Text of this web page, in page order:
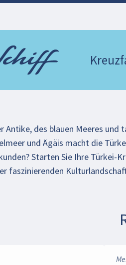
Antike, des blauen Meeres
und Ägäis macht die
Starten Sie Ihre Türkei-
faszinierenden